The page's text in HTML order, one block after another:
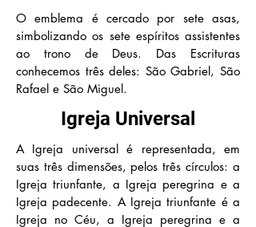
O emblema é cercado por sete asas,
simbolizando os sete espíritos assistentes
ao trono de Deus. Das Escrituras
conhecemos três deles: São Gabriel, São
Rafael e São Miguel.
Igreja Universal
A Igreja universal é representada, em
suas três dimensões, pelos três círculos: a
Igreja triunfante, a Igreja peregrina e a
Igreja padecente. A Igreja triunfante é a
Igreja no Céu, a Igreja peregrina e a